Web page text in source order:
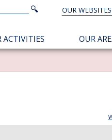
TOUS
NOS
SITES
OUR WEBSITES
Search
Search
ACTIVITIES OUR